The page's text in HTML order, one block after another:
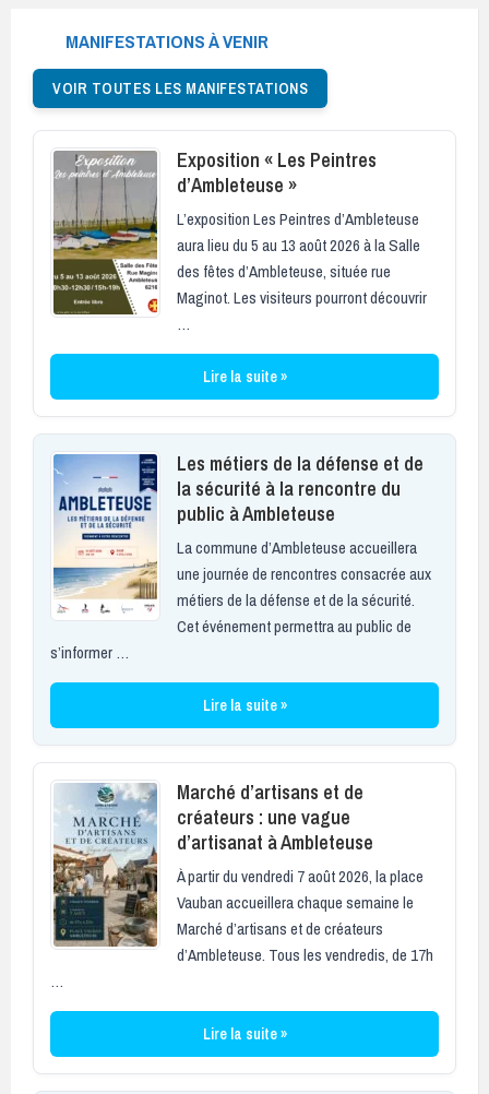
MANIFESTATIONS À VENIR
VOIR TOUTES LES MANIFESTATIONS
Exposition « Les Peintres
d’Ambleteuse »
L’exposition Les Peintres d’Ambleteuse
aura lieu du 5 au 13 août 2026 à la Salle
des fêtes d’Ambleteuse, située rue
Maginot. Les visiteurs pourront découvrir
…
Lire la suite »
Les métiers de la défense et de
la sécurité à la rencontre du
public à Ambleteuse
La commune d’Ambleteuse accueillera
une journée de rencontres consacrée aux
métiers de la défense et de la sécurité.
Cet événement permettra au public de
s’informer …
Lire la suite »
Marché d’artisans et de
créateurs : une vague
d’artisanat à Ambleteuse
À partir du vendredi 7 août 2026, la place
Vauban accueillera chaque semaine le
Marché d’artisans et de créateurs
d’Ambleteuse. Tous les vendredis, de 17h
…
Lire la suite »